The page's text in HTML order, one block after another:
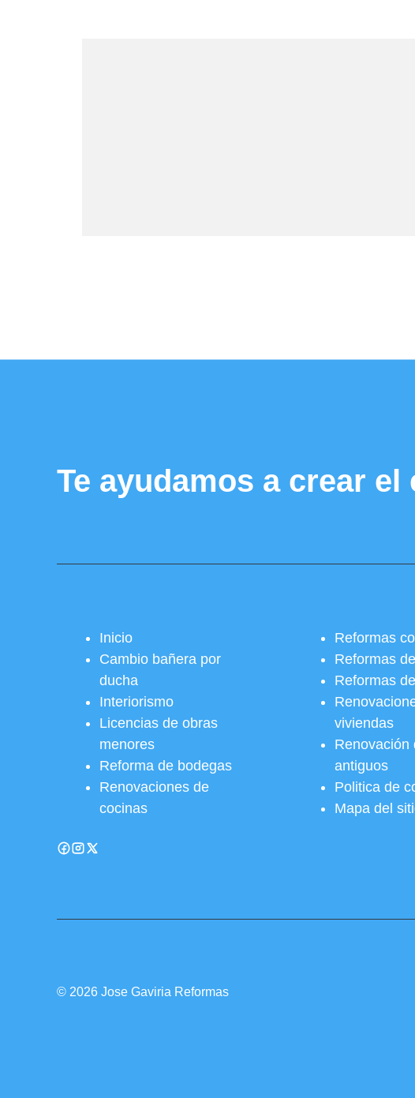
Te ayudamos a crear
Inicio
Cambio bañera por
ducha
Interiorismo
Licencias de obras
menores
Reforma de bodegas
Renovaciones de
cocinas
Reformas
Reformas
Reformas
viviendas
Renovación
antiguos
Politica de
Mapa del
© 2026 Jose Gaviria Reformas